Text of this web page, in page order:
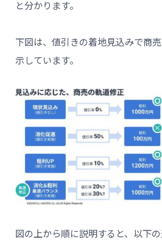
と分かります。
下図は、値引きの着地見込みで商
示しています。
図の上から順に説明すると、以下の